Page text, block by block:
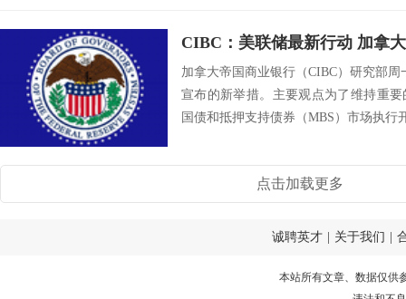
CIBC：美联储最新行动 加拿
加拿大帝国商业银行（CIBC）研究部
宣布的新举措。主要观点为了维持重
国债和抵押支持债券（MBS）市场执行
点击加载更多
诚聘英才 关于我们
本站所有文章、数据仅供